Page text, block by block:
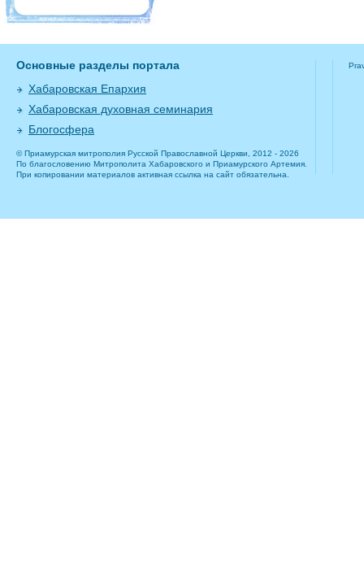
Основные разделы портала
Хабаровская Епархия
Хабаровская духовная семинария
Блогосфера
© Приамурская митрополия Русской Православной Церкви, 2012 - 2026
По благословению Митрополита Хабаровского и Приамурского Артемия.
При копировании материалов активная ссылка на сайт обязательна.